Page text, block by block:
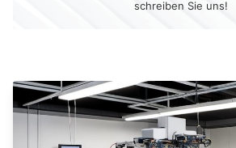
schreiben Sie uns!